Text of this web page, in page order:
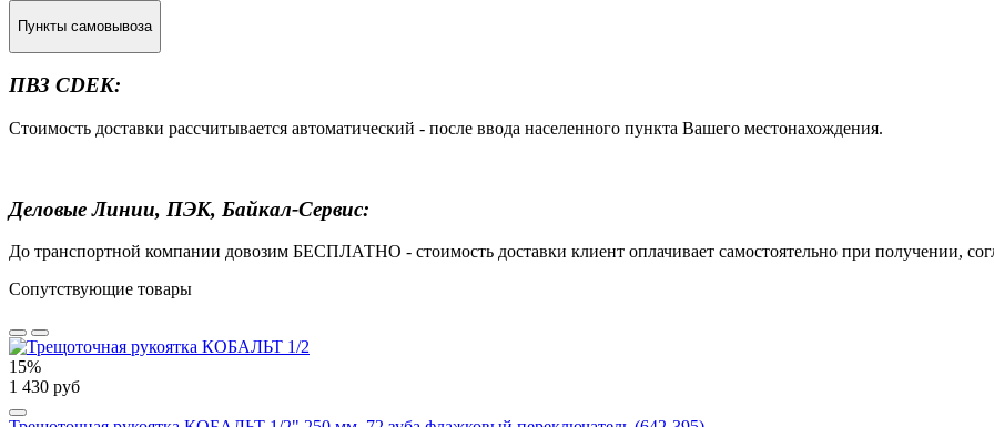
Пункты самовывоза
ПВЗ CDEK:
Стоимость доставки рассчитывается автоматический - после ввода населенного пункта Вашего местонахождения.
Деловые Линии, ПЭК, Байкал-Сервис:
До транспортной компании довозим БЕСПЛАТНО - стоимость доставки клиент оплачивает самостоятельно при получении,
Сопутствующие товары
15%
1 430 руб